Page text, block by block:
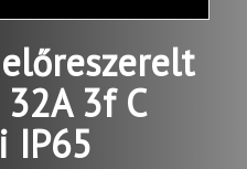
3f C
IP65